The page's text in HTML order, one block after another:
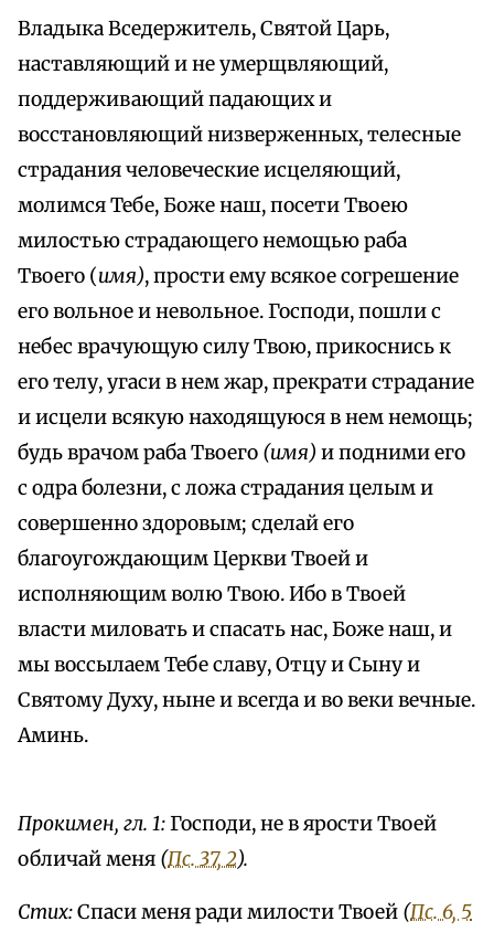
Владыка Вседержитель, Святой Царь,
наставляющий и не умерщвляющий,
поддерживающий падающих и
восстановляющий низверженных, телесные
страдания человеческие исцеляющий,
молимся Тебе, Боже наш, посети Твоею
милостью страдающего немощью раба
Твоего (имя), прости ему всякое согрешение
его вольное и невольное. Господи, пошли с
небес врачующую силу Твою, прикоснись к
его телу, угаси в нем жар, прекрати страдание
и исцели всякую находящуюся в нем немощь;
будь врачом раба Твоего (имя) и подними его
с одра болезни, с ложа страдания целым и
совершенно здоровым; сделай его
благоугождающим Церкви Твоей и
исполняющим волю Твою. Ибо в Твоей
власти миловать и спасать нас, Боже наш, и
мы воссылаем Тебе славу, Отцу и Сыну и
Святому Духу, ныне и всегда и во веки вечные.
Аминь.
Прокимен, гл. 1:Господи, не в ярости Твоей
обличай меня (Пс. 37, 2).
Стих:Спаси меня ради милости Твоей (Пс. 6, 5